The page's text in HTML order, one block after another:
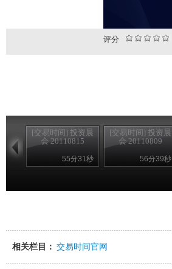
评分
[交易时间] 投资晨
会 20110815
55分31秒
[交易时间] 投资晨
会 20110809
56分39秒
相关栏目： 交易时间官网